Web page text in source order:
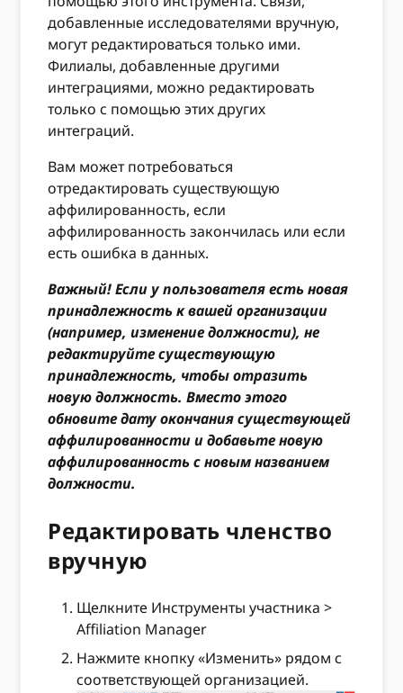
добавленные исследователями вручную,
могут редактироваться только ими.
Филиалы, добавленные другими
интеграциями, можно редактировать
только с помощью этих других
интеграций.
Вам может потребоваться
отредактировать существующую
аффилированность, если
аффилированность закончилась или если
есть ошибка в данных.
Важный! Если у пользователя есть новая
принадлежность к вашей организации
(например, изменение должности), не
редактируйте существующую
принадлежность, чтобы отразить
новую должность. Вместо этого
обновите дату окончания существующей
аффилированности и добавьте новую
аффилированность с новым названием
должности.
Редактировать членство
вручную
Щелкните Инструменты участника >
Affiliation Manager
Нажмите кнопку «Изменить» рядом с
соответствующей организацией.